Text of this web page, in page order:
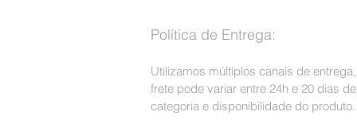
Política de Entrega:
Utilizamos múltiplos canais de
frete pode variar entre 24h e 20 dias
categoria e disponibilidade do produto.